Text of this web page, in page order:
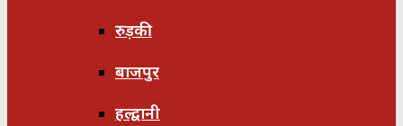
रुड़की
बाजपुर
हल्द्वानी